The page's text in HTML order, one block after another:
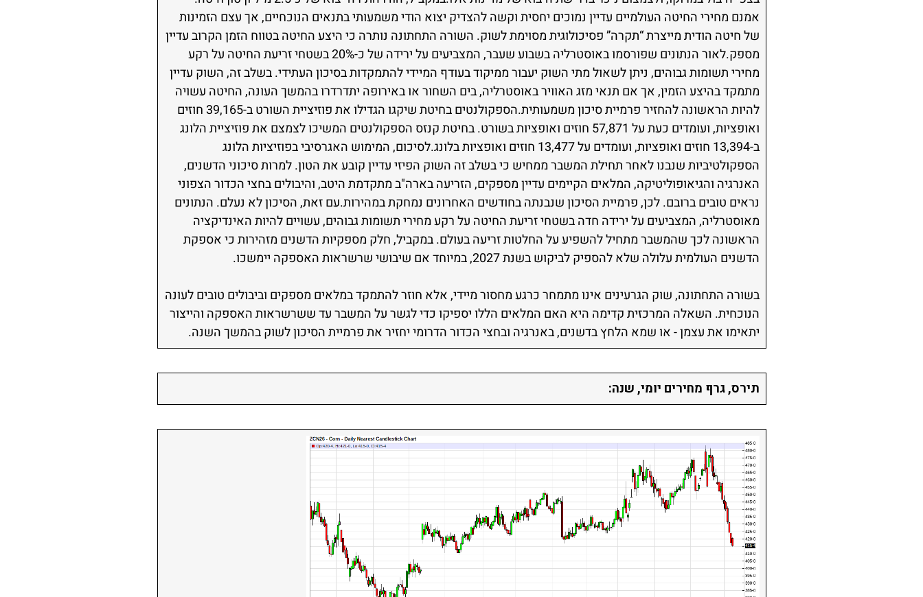
אמנם מחירי החיטה העולמיים עדיין נמוכים יחסית וקשה להצדיק יצוא הודי משמעותי בתנאים הנוכחיים, אך עצם הזמינות
של חיטה הודית מייצרת “תקרה” פסיכולוגית מסוימת לשוק. השורה התחתונה נותרה כי היצע החיטה בטווח הזמן הקרוב עדיין
מספק.לאור הנתונים שפורסמו באוסטרליה בשבוע שעבר, המצביעים על ירידה של כ-20% בשטחי זריעת החיטה על רקע
מחירי תשומות גבוהים, ניתן לשאול מתי השוק יעבור ממיקוד בעודף המיידי להתמקדות בסיכון העתידי. בשלב זה, השוק עדיין
מתמקד בהיצע הזמין, אך אם תנאי מזג האוויר באוסטרליה, בים השחור או באירופה יתדרדרו בהמשך העונה, החיטה עשויה
להיות הראשונה להחזיר פרמיית סיכון משמעותית.הספקולנטים בחיטת שיקגו הגדילו את פוזיציית השורט ב-39,165 חוזים
ואופציות, ועומדים כעת על 57,871 חוזים ואופציות בשורט. בחיטת קנזס הספקולנטים המשיכו לצמצם את פוזיציית הלונג
ב-13,394 חוזים ואופציות, ועומדים על 13,477 חוזים ואופציות בלונג.לסיכום, המימוש האגרסיבי בפוזיציות הלונג
הספקולטיביות שנבנו לאחר תחילת המשבר ממחיש כי בשלב זה השוק הפיזי עדיין קובע את הטון. למרות סיכוני הדשנים,
האנרגיה והגיאופוליטיקה, המלאים הקיימים עדיין מספקים, הזריעה בארה"ב מתקדמת היטב, והיבולים בחצי הכדור הצפוני
נראים טובים ברובם. לכן, פרמיית הסיכון שנבנתה בחודשים האחרונים נמחקת במהירות.עם זאת, הסיכון לא נעלם. הנתונים
מאוסטרליה, המצביעים על ירידה חדה בשטחי זריעת החיטה על רקע מחירי תשומות גבוהים, עשויים להיות האינדיקציה
הראשונה לכך שהמשבר מתחיל להשפיע על החלטות זריעה בעולם. במקביל, חלק מספקיות הדשנים מזהירות כי אספקת
הדשנים העולמית עלולה שלא להספיק לביקוש בשנת 2027, במיוחד אם שיבושי שרשראות האספקה יימשכו.
בשורה התחתונה, שוק הגרעינים אינו מתמחר כרגע מחסור מיידי, אלא חוזר להתמקד במלאים מספקים וביבולים טובים לעונה
הנוכחית. השאלה המרכזית קדימה היא האם המלאים הללו יספיקו כדי לגשר על המשבר עד ששרשראות האספקה והייצור
יתאימו את עצמן - או שמא הלחץ בדשנים, באנרגיה ובחצי הכדור הדרומי יחזיר את פרמיית הסיכון לשוק בהמשך השנה.
תירס, גרף מחירים יומי, שנה: